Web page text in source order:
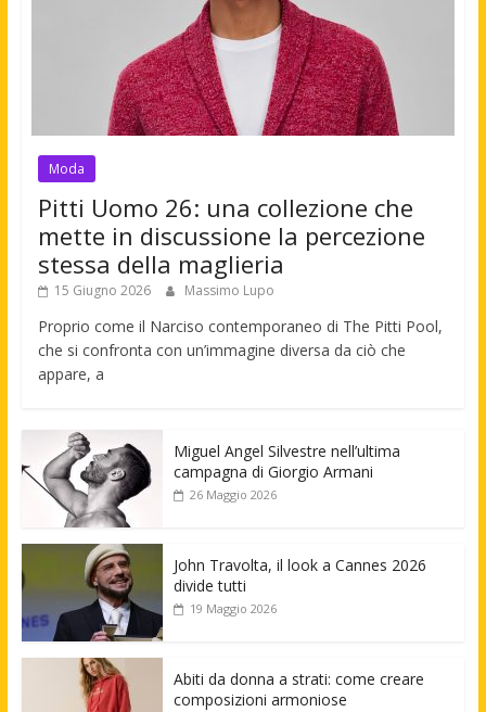
Moda
Pitti Uomo 26: una collezione che
mette in discussione la percezione
stessa della maglieria
15 Giugno 2026 Massimo Lupo
Proprio come il Narciso contemporaneo di The Pitti Pool,
che si confronta con un’immagine diversa da ciò che
appare, a
Miguel Angel Silvestre nell’ultima
campagna di Giorgio Armani
26 Maggio 2026
John Travolta, il look a Cannes 2026
divide tutti
19 Maggio 2026
Abiti da donna a strati: come creare
composizioni armoniose